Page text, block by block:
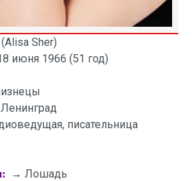
Sher)
июня 1966 (51 год)
писательница
→ Лошадь